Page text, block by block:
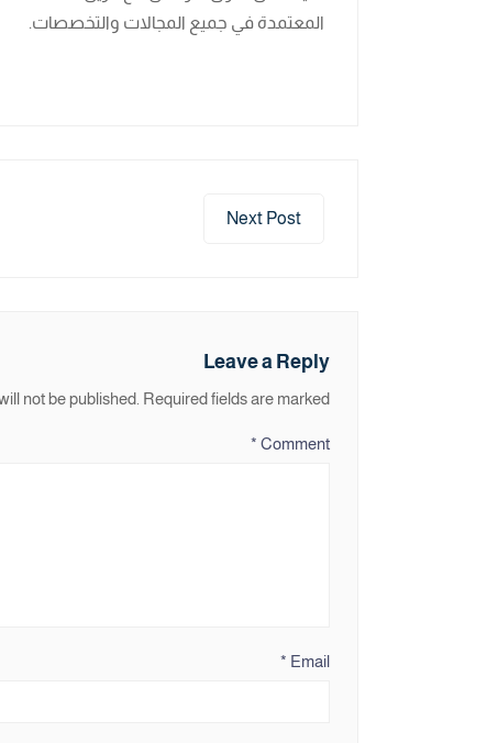
المعتمدة في جميع المجالات والتخصصات.
Next Post
Leave a Reply
not be published. Required fields are marked
Comment
*
Email
*